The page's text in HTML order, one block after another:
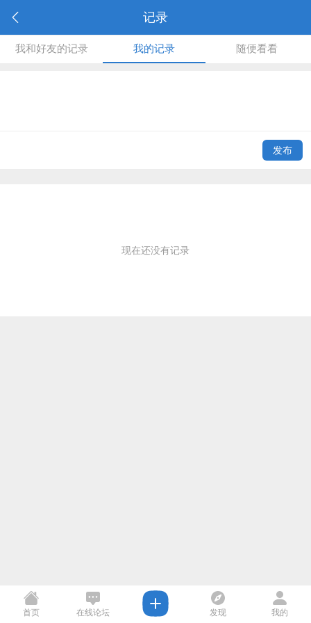
记录
我和好友的记录 我的记录 随便看看
发布
现在还没有记录
首页 在线论坛 发现 我的